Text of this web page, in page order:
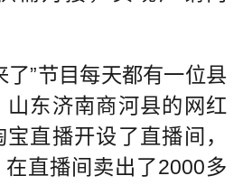
了”节目每天都有一位县
山东济南商河县的网红
直播开设了直播间，
直播间卖出了2000多